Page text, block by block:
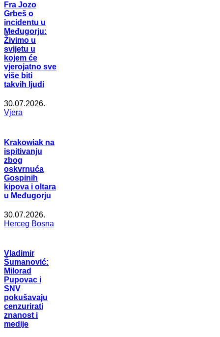
Fra Jozo
Grbeš o
incidentu u
Međugorju:
Živimo u
svijetu u
kojem će
vjerojatno sve
više biti
takvih ljudi
30.07.2026.
Vjera
Krakowiak na
ispitivanju
zbog
oskvrnuća
Gospinih
kipova i oltara
u Međugorju
30.07.2026.
Herceg Bosna
Vladimir
Šumanović:
Milorad
Pupovac i
SNV
pokušavaju
cenzurirati
znanost i
medije